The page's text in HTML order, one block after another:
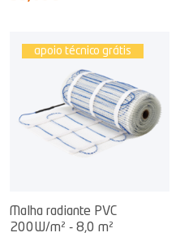
apoio técnico grátis
Malha radiante PVC
200W/m² - 8,0 m²